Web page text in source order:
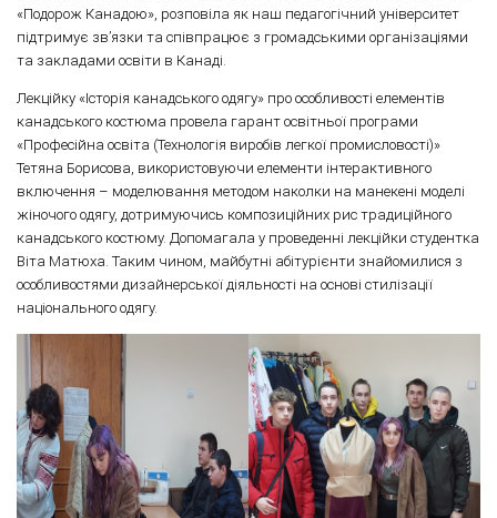
«Подорож Канадою», розповіла як наш педагогічний університет
підтримує зв’язки та співпрацює з громадськими організаціями
та закладами освіти в Канаді.
Лекційку «Історія канадського одягу» про особливості елементів
канадського костюма провела гарант освітньої програми
«Професійна освіта (Технологія виробів легкої промисловості)»
Тетяна Борисова, використовуючи елементи інтерактивного
включення – моделювання методом наколки на манекені моделі
жіночого одягу, дотримуючись композиційних рис традиційного
канадського костюму. Допомагала у проведенні лекційки студентка
Віта Матюха. Таким чином, майбутні абітурієнти знайомилися з
особливостями дизайнерської діяльності на основі стилізації
національного одягу.